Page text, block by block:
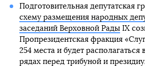
Подготовительная депутатская
схему размещения народных
заседаний Верховной РадыIX
Пропрезидентская фракция
254 места и будет располагаться
рядах перед трибуной и